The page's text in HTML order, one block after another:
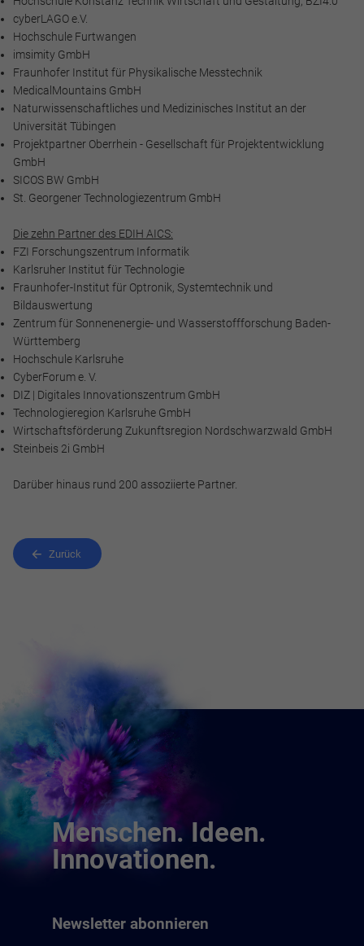
cyberLAGO e.V.
Hochschule Furtwangen
imsimity GmbH
Fraunhofer Institut für Physikalische Messtechnik
MedicalMountains GmbH
Naturwissenschaftliches und Medizinisches Institut an der
Universität Tübingen
Projektpartner Oberrhein - Gesellschaft für Projektentwicklung
GmbH
SICOS BW GmbH
St. Georgener Technologiezentrum GmbH
Die zehn Partner des EDIH AICS:
FZI Forschungszentrum Informatik
Karlsruher Institut für Technologie
Fraunhofer-Institut für Optronik, Systemtechnik und
Bildauswertung
Zentrum für Sonnenenergie- und Wasserstoffforschung Baden-
Württemberg
Hochschule Karlsruhe
CyberForum e. V.
DIZ | Digitales Innovationszentrum GmbH
Technologieregion Karlsruhe GmbH
Wirtschaftsförderung Zukunftsregion Nordschwarzwald GmbH
Steinbeis 2i GmbH
Darüber hinaus rund 200 assoziierte Partner.
Zurück
Menschen. Ideen.
Innovationen.
Newsletter abonnieren